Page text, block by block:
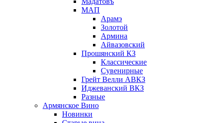
МАП
Арамэ
Золотой
Армина
Айвазовский
Прошянский КЗ
Классические
Сувенирные
Грейт Велли АВКЗ
Иджеванский ВКЗ
Разные
Армянское Вино
Новинки